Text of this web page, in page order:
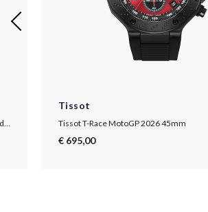
Tissot
Tissot T-Race MotoGP 2026 45mm
€ 695,00